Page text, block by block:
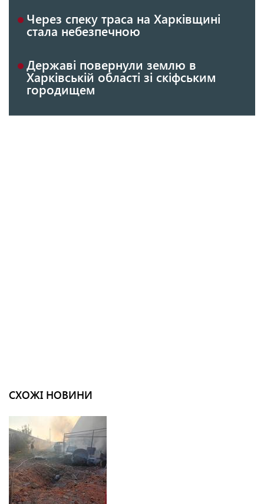
Через спеку траса на Харківщині
стала небезпечною
Державі повернули землю в
Харківській області зі скіфським
городищем
СХОЖІ НОВИНИ